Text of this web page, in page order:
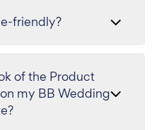
friendly?
of the Product
my BB Wedding